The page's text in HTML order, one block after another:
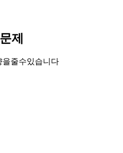
제
향을 줄 수 있습니다.